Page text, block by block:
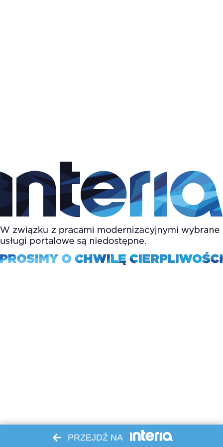
PRZEJDŹ NA